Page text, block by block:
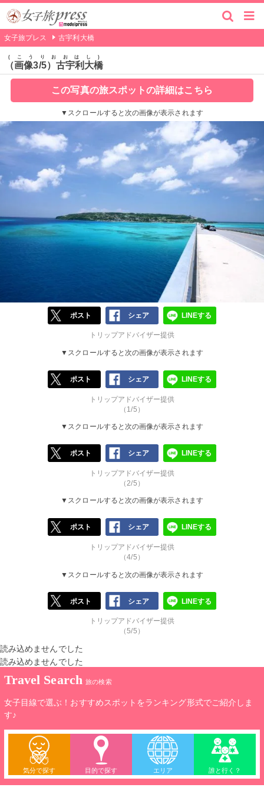
女子旅プレス 古宇利大橋
（画像3/5）古宇利大橋
こうりおおはし
この写真の旅スポットの詳細はこちら
▼スクロールすると次の画像が表示されます
ポスト シェア LINEする
トリップアドバイザー提供
▼スクロールすると次の画像が表示されます
ポスト シェア LINEする
トリップアドバイザー提供
（1/5）
▼スクロールすると次の画像が表示されます
ポスト シェア LINEする
トリップアドバイザー提供
（2/5）
▼スクロールすると次の画像が表示されます
ポスト シェア LINEする
トリップアドバイザー提供
（4/5）
▼スクロールすると次の画像が表示されます
ポスト シェア LINEする
トリップアドバイザー提供
（5/5）
読み込めませんでした
読み込めませんでした
Travel Search 旅の検索
女子目線で選ぶ！おすすめスポットをランキング形式でご紹介しま
す♪
気分で探す 目的で探す エリア 誰と行く？